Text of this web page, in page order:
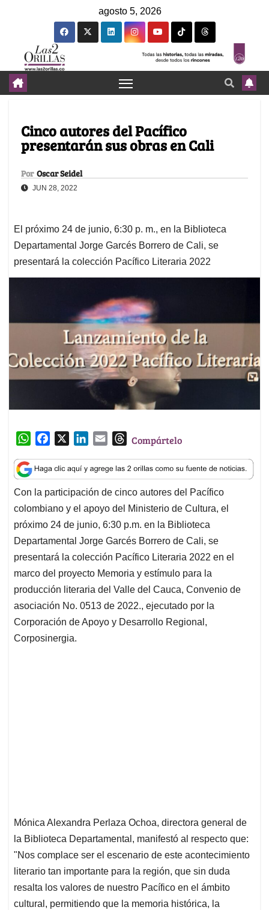
agosto 5, 2026
Cinco autores del Pacífico
presentarán sus obras en Cali
Por Oscar Seidel
JUN 28, 2022
El próximo 24 de junio, 6:30 p. m., en la Biblioteca
Departamental Jorge Garcés Borrero de Cali, se
presentará la colección Pacífico Literaria 2022
W
a
t
s
A
p
p
c
e
b
o
o
k
n
k
e
d
I
n
a
i
l
T
r
e
a
d
s
Compártelo
Con la participación de cinco autores del Pacífico
colombiano y el apoyo del Ministerio de Cultura, el
próximo 24 de junio, 6:30 p.m. en la Biblioteca
Departamental Jorge Garcés Borrero de Cali, se
presentará la colección Pacífico Literaria 2022 en el
marco del proyecto Memoria y estímulo para la
producción literaria del Valle del Cauca, Convenio de
asociación No. 0513 de 2022., ejecutado por la
Corporación de Apoyo y Desarrollo Regional,
Corposinergia.
Mónica Alexandra Perlaza Ochoa, directora general de
la Biblioteca Departamental, manifestó al respecto que:
"Nos complace ser el escenario de este acontecimiento
literario tan importante para la región, que sin duda
resalta los valores de nuestro Pacífico en el ámbito
cultural, permitiendo que la memoria histórica, la